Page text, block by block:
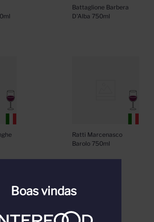
Battaglione Barbera
D'Alba 750ml
Ratti Marcenasco
Barolo 750ml
Boas vindas